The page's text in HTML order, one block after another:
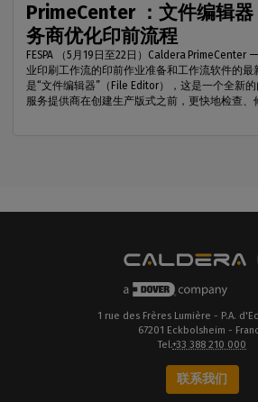
PrimeCenter ：文件编辑
务商优化印前流程
FESPA （5月19日至22日）Caldera
业印刷工作流的印前作业准备和工作流软件的最
是“文件编辑器”（File Editor），这是一个全新
服务提供商在创建生产版式之前，更快地检查、
1 rue des Frères Lumière - P.A.
67201 Eckbolsheim -
Tel.+33 388 210 000
联系我们